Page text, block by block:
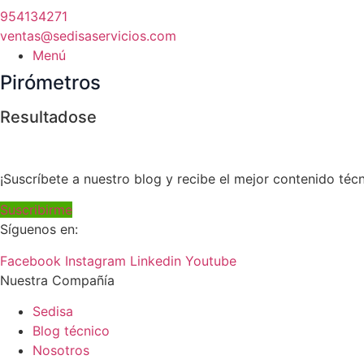
954134271
ventas@sedisaservicios.com
Menú
Pirómetros
Resultadose
¡Suscríbete a nuestro blog y recibe el mejor contenido
Suscribirme
Síguenos en:
Facebook Instagram Linkedin Youtube
Nuestra Compañía
Sedisa
Blog técnico
Nosotros